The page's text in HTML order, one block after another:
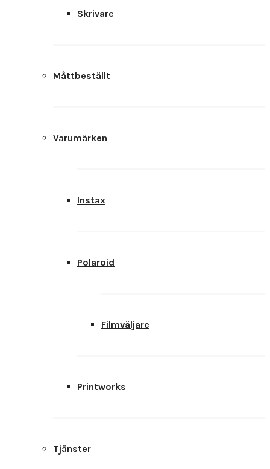
Skrivare
Måttbeställt
Varumärken
Instax
Polaroid
Filmväljare
Printworks
Tjänster